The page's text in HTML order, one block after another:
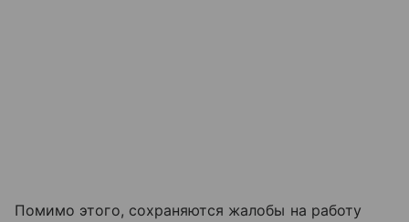
Помимо этого, сохраняются жалобы на работу